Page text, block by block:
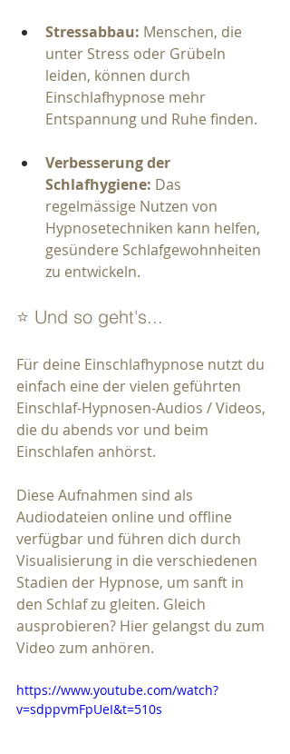
Stressabbau: Menschen, die
unter Stress oder Grübeln
leiden, können durch
Einschlafhypnose mehr
Entspannung und Ruhe finden.
Verbesserung der
Schlafhygiene: Das
regelmässige Nutzen von
Hypnosetechniken kann helfen,
gesündere Schlafgewohnheiten
zu entwickeln.
⭐ Und so geht's...
Für deine Einschlafhypnose nutzt du
einfach eine der vielen geführten
Einschlaf-Hypnosen-Audios / Videos,
die du abends vor und beim
Einschlafen anhörst.
Diese Aufnahmen sind als
Audiodateien online und offline
verfügbar und führen dich durch
Visualisierung in die verschiedenen
Stadien der Hypnose, um sanft in
den Schlaf zu gleiten. Gleich
ausprobieren? Hier gelangst du zum
Video zum anhören.
https://www.youtube.com/watch?
v=sdppvmFpUeI&t=510s